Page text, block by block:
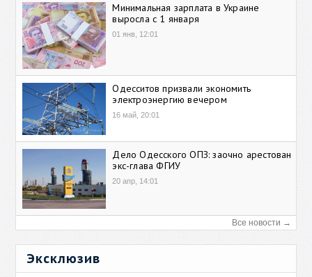
Минимальная зарплата в Украине
выросла с 1 января
01 янв, 12:01
Одесситов призвали экономить
электроэнергию вечером
16 май, 20:01
Дело Одесского ОПЗ: заочно арестован
экс-глава ФГИУ
20 апр, 14:01
Все новости →
Эксклюзив